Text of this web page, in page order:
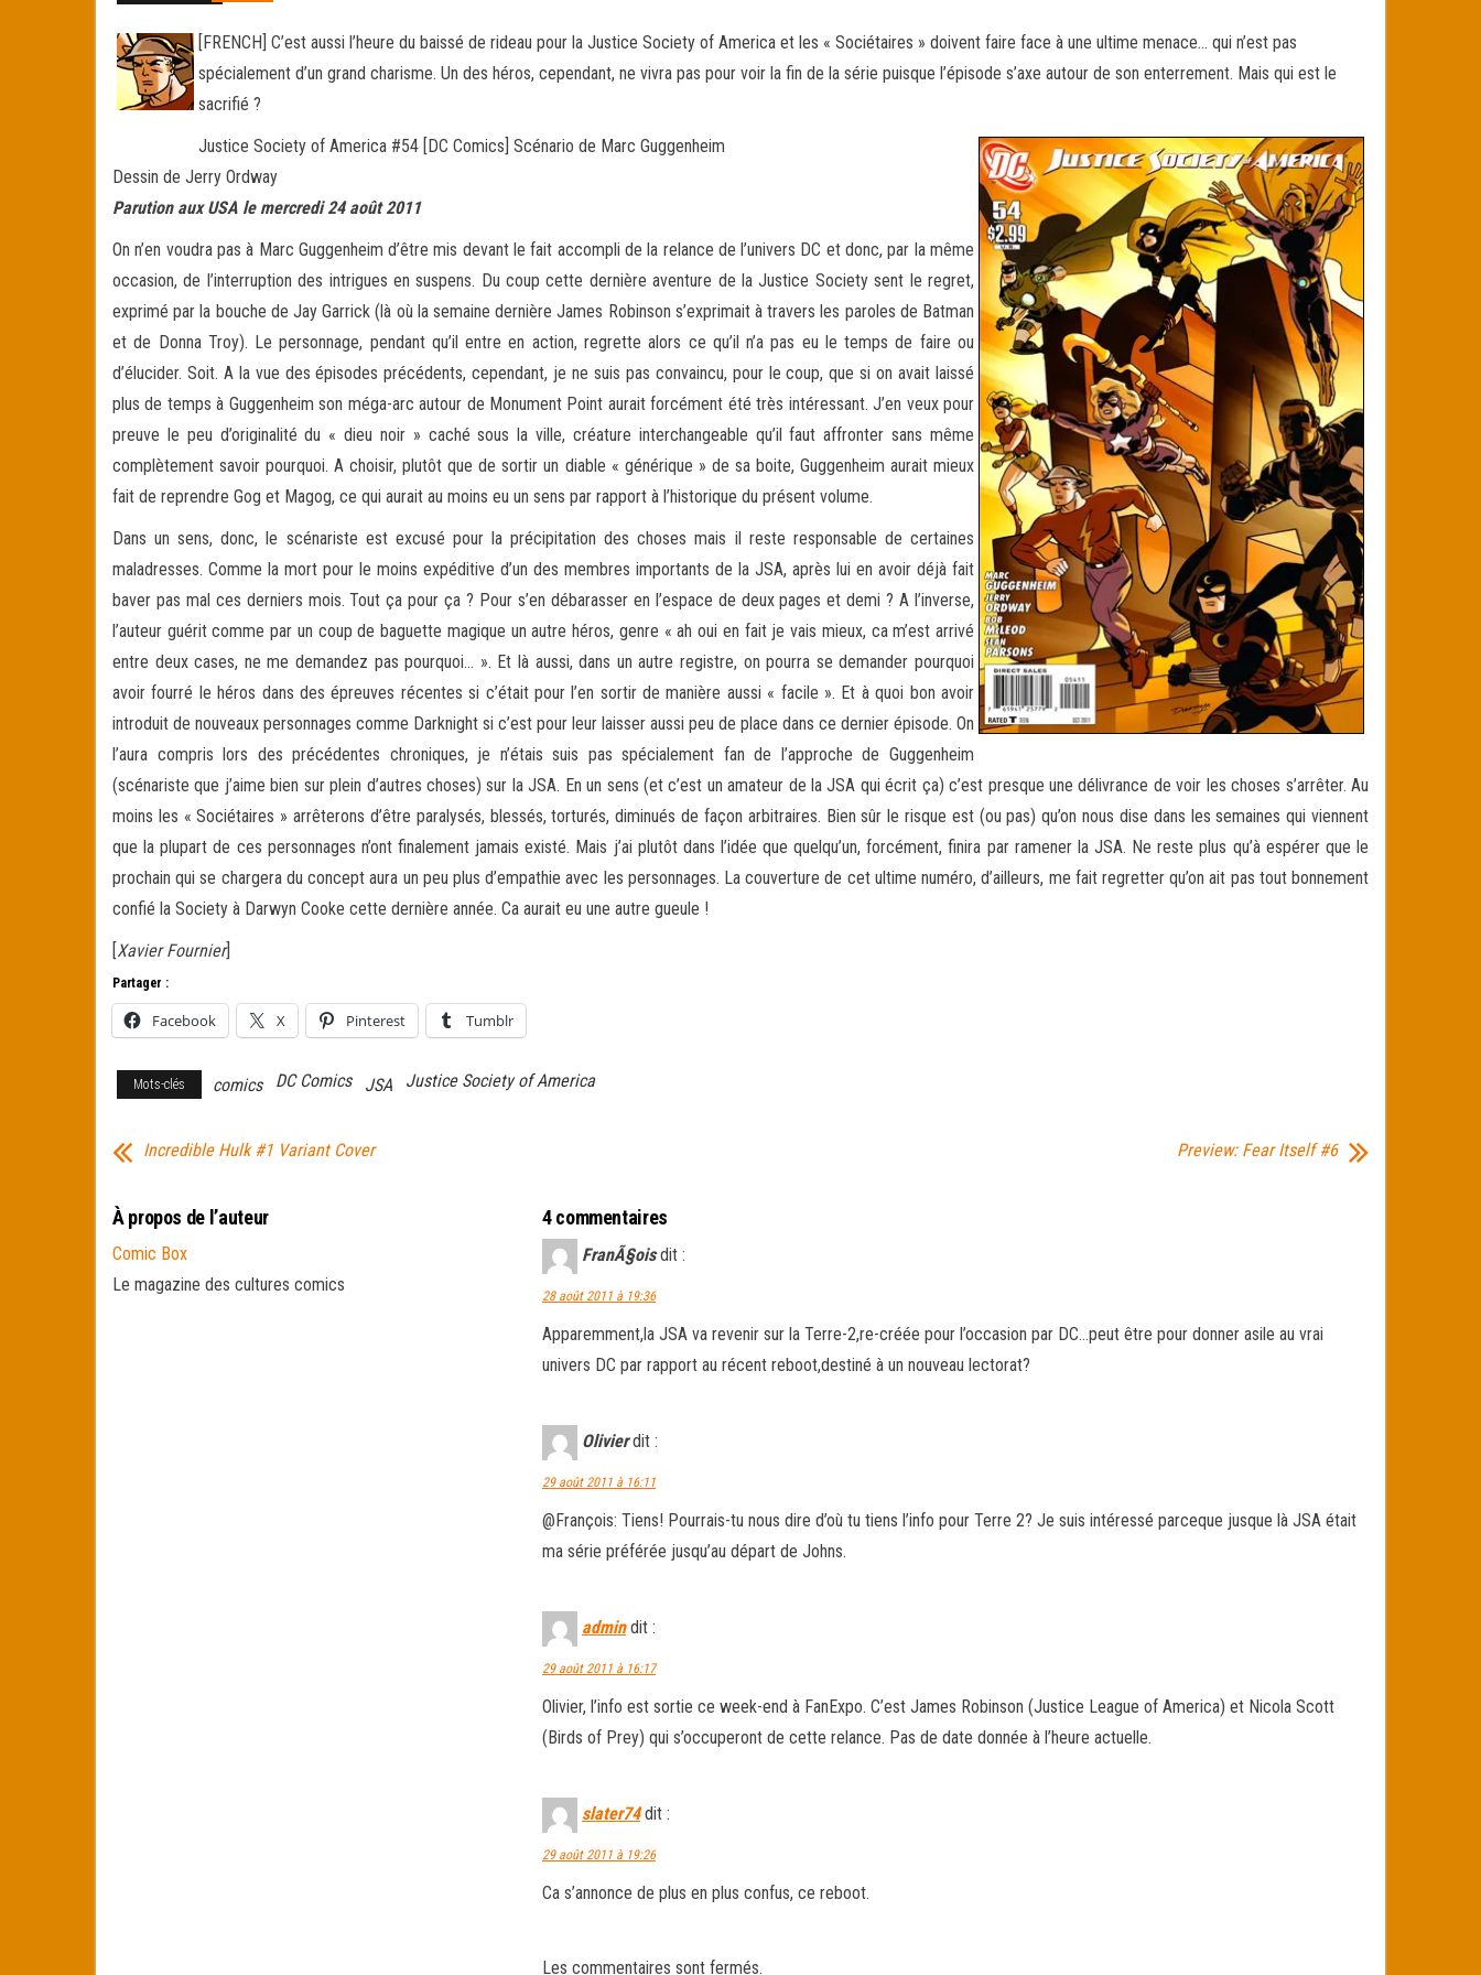
[FRENCH] C’est aussi l’heure du baissé de rideau pour la Justice Society of America et les « Sociétaires » doivent faire face à une ultime menace… qui n’est pas
spécialement d’un grand charisme. Un des héros, cependant, ne vivra pas pour voir la fin de la série puisque l’épisode s’axe autour de son enterrement. Mais qui est le
sacrifié ?
Justice Society of America #54 [DC Comics] Scénario de Marc Guggenheim
Dessin de Jerry Ordway
Parution aux USA le mercredi 24 août 2011
On n’en voudra pas à Marc Guggenheim d’être mis devant le fait accompli de la relance de l’univers DC et donc, par la même
occasion, de l’interruption des intrigues en suspens. Du coup cette dernière aventure de la Justice Society sent le regret,
exprimé par la bouche de Jay Garrick (là où la semaine dernière James Robinson s’exprimait à travers les paroles de Batman
et de Donna Troy). Le personnage, pendant qu’il entre en action, regrette alors ce qu’il n’a pas eu le temps de faire ou
d’élucider. Soit. A la vue des épisodes précédents, cependant, je ne suis pas convaincu, pour le coup, que si on avait laissé
plus de temps à Guggenheim son méga-arc autour de Monument Point aurait forcément été très intéressant. J’en veux pour
preuve le peu d’originalité du « dieu noir » caché sous la ville, créature interchangeable qu’il faut affronter sans même
complètement savoir pourquoi. A choisir, plutôt que de sortir un diable « générique » de sa boite, Guggenheim aurait mieux
fait de reprendre Gog et Magog, ce qui aurait au moins eu un sens par rapport à l’historique du présent volume.
Dans un sens, donc, le scénariste est excusé pour la précipitation des choses mais il reste responsable de certaines
maladresses. Comme la mort pour le moins expéditive d’un des membres importants de la JSA, après lui en avoir déjà fait
baver pas mal ces derniers mois. Tout ça pour ça ? Pour s’en débarasser en l’espace de deux pages et demi ? A l’inverse,
l’auteur guérit comme par un coup de baguette magique un autre héros, genre « ah oui en fait je vais mieux, ca m’est arrivé
entre deux cases, ne me demandez pas pourquoi… ». Et là aussi, dans un autre registre, on pourra se demander pourquoi
avoir fourré le héros dans des épreuves récentes si c’était pour l’en sortir de manière aussi « facile ». Et à quoi bon avoir
introduit de nouveaux personnages comme Darknight si c’est pour leur laisser aussi peu de place dans ce dernier épisode. On
l’aura compris lors des précédentes chroniques, je n’étais suis pas spécialement fan de l’approche de Guggenheim
(scénariste que j’aime bien sur plein d’autres choses) sur la JSA. En un sens (et c’est un amateur de la JSA qui écrit ça) c’est presque une délivrance de voir les choses s’arrêter. Au
moins les « Sociétaires » arrêterons d’être paralysés, blessés, torturés, diminués de façon arbitraires. Bien sûr le risque est (ou pas) qu’on nous dise dans les semaines qui viennent
que la plupart de ces personnages n’ont finalement jamais existé. Mais j’ai plutôt dans l’idée que quelqu’un, forcément, finira par ramener la JSA. Ne reste plus qu’à espérer que le
prochain qui se chargera du concept aura un peu plus d’empathie avec les personnages. La couverture de cet ultime numéro, d’ailleurs, me fait regretter qu’on ait pas tout bonnement
confié la Society à Darwyn Cooke cette dernière année. Ca aurait eu une autre gueule !
[Xavier Fournier]
Partager :
Facebook X Pinterest Tumblr
Mots-clés comics DC Comics JSA Justice Society of America
Incredible Hulk #1 Variant Cover Preview: Fear Itself #6
À propos de l’auteur
Comic Box
Le magazine des cultures comics
4 commentaires
FranÃ§ois dit :
28 août 2011 à 19:36
Apparemment,la JSA va revenir sur la Terre-2,re-créée pour l’occasion par DC…peut être pour donner asile au vrai
univers DC par rapport au récent reboot,destiné à un nouveau lectorat?
Olivier dit :
29 août 2011 à 16:11
@François: Tiens! Pourrais-tu nous dire d’où tu tiens l’info pour Terre 2? Je suis intéressé parceque jusque là JSA était
ma série préférée jusqu’au départ de Johns.
admin dit :
29 août 2011 à 16:17
Olivier, l’info est sortie ce week-end à FanExpo. C’est James Robinson (Justice League of America) et Nicola Scott
(Birds of Prey) qui s’occuperont de cette relance. Pas de date donnée à l’heure actuelle.
slater74 dit :
29 août 2011 à 19:26
Ca s’annonce de plus en plus confus, ce reboot.
Les commentaires sont fermés.